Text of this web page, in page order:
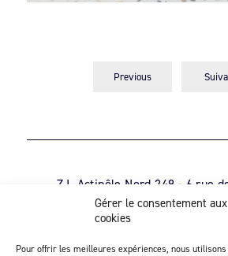
Gérer le consentement aux
cookies
Pour offrir les meilleures expériences, nous
Previous
Z.I. Actipôle Nord 249 - 6 rue
Saint-André-de-la-Marche -
Découvrez notre activité